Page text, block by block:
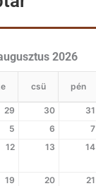
2026
csü pén
29 30 31
5 6 7
12 13 14
19 20 21